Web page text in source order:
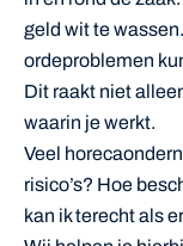
geld wit te
ordeproblemen
Dit raakt niet
waarin je werkt.
Veel
risico’s? Hoe
kan ik terecht als